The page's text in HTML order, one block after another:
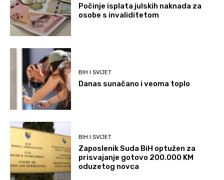
Počinje isplata julskih naknada za
osobe s invaliditetom
BIH I SVIJET
Danas sunačano i veoma toplo
BIH I SVIJET
Zaposlenik Suda BiH optužen za
prisvajanje gotovo 200.000 KM
oduzetog novca